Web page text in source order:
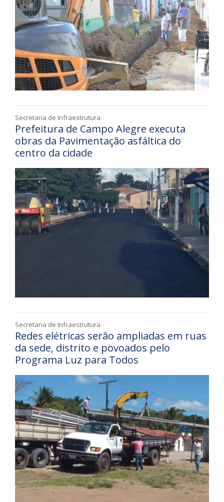
Secretaria de Infraestrutura
Prefeitura de Campo Alegre executa
obras da Pavimentação asfáltica do
centro da cidade
Secretaria de Infraestrutura
Redes elétricas serão ampliadas em ruas
da sede, distrito e povoados pelo
Programa Luz para Todos